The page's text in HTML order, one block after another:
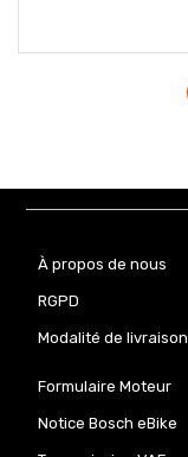
À propos de nous
RGPD
Modalité de livraison
Formulaire Moteur
Notice Bosch eBike